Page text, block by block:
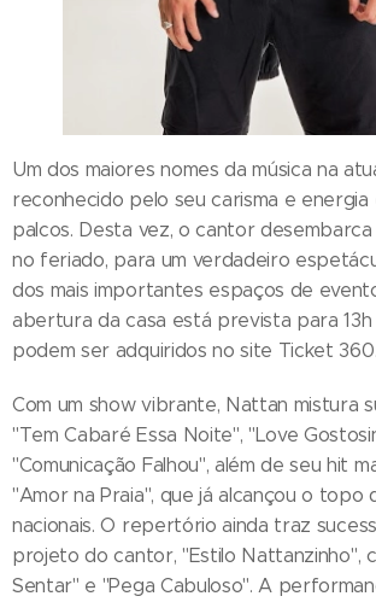
Um dos maiores nomes da música na
reconhecido pelo seu carisma e energia
palcos. Desta vez, o cantor desembarca
no feriado, para um verdadeiro
dos mais importantes espaços de
abertura da casa está prevista para
podem ser adquiridos no site Ticket 360.
Com um show vibrante, Nattan mistura
"Tem Cabaré Essa Noite", "Love
"Comunicação Falhou", além de seu hit
"Amor na Praia", que já alcançou o topo
nacionais. O repertório ainda traz
projeto do cantor, "Estilo Nattanzinho",
Sentar" e "Pega Cabuloso". A